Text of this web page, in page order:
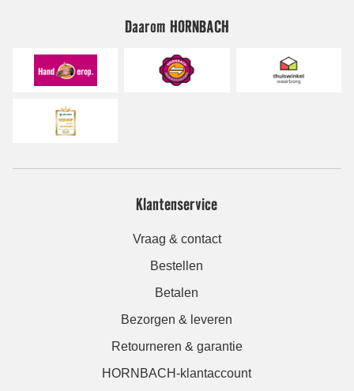
Daarom HORNBACH
Klantenservice
Vraag & contact
Bestellen
Betalen
Bezorgen & leveren
Retourneren & garantie
HORNBACH-klantaccount